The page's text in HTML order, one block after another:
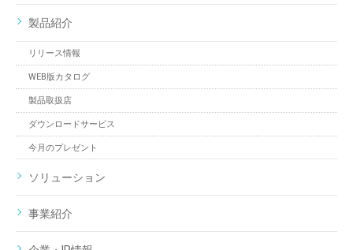
製品紹介
リリース情報
WEB版カタログ
製品取扱店
ダウンロードサービス
今月のプレゼント
ソリューション
事業紹介